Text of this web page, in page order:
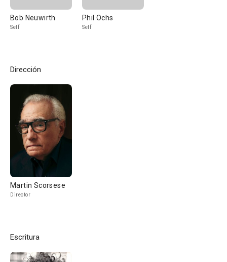
Bob Neuwirth
Self
Phil Ochs
Self
Dirección
Martin Scorsese
Director
Escritura